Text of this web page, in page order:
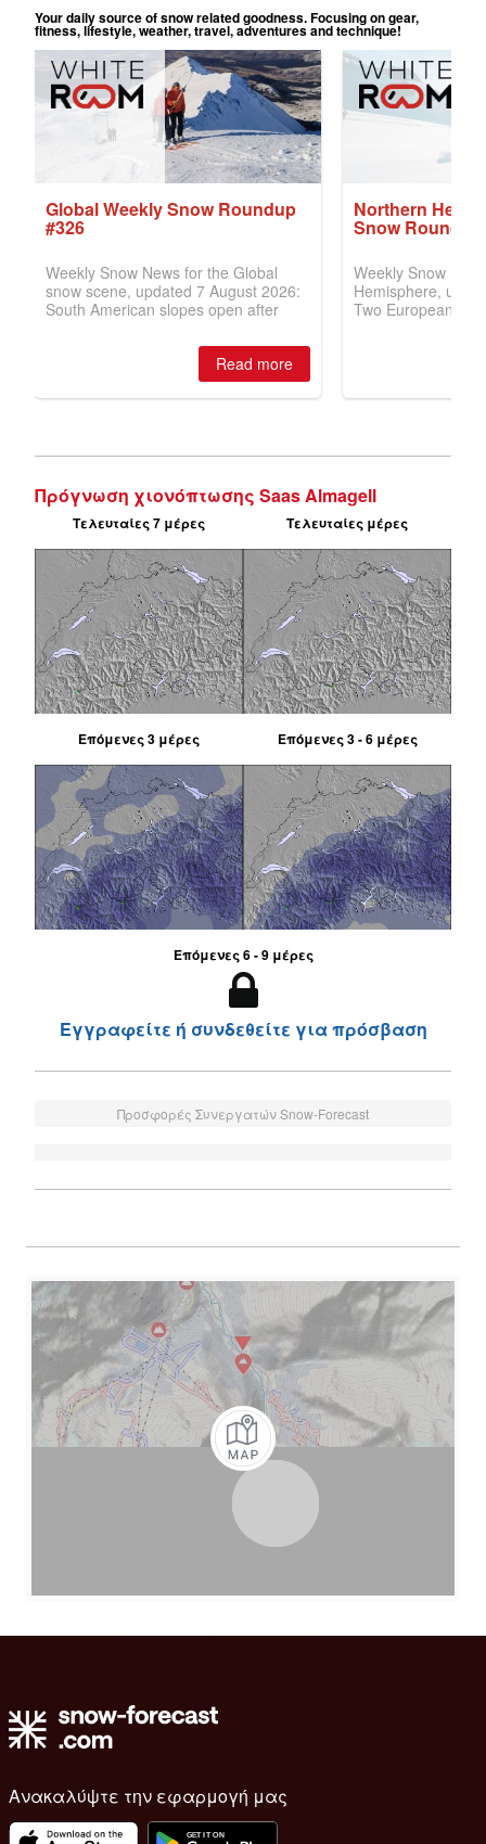
Πρόγνωση χιονόπτωσης Saas Almagell
Τελευταίες 7 μέρες Τελευταίες μέρες
Επόμενες 3 μέρες Επόμενες 3 - 6 μέρες
Επόμενες 6 - 9 μέρες
Εγγραφείτε ή συνδεθείτε για πρόσβαση
Προσφορές Συνεργατών Snow-Forecast
Ανακαλύψτε την εφαρμογή μας